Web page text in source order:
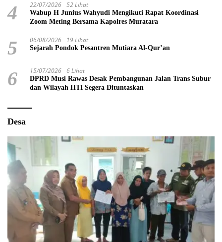
4 22/07/2026 52 Lihat
Wabup H Junius Wahyudi Mengikuti Rapat Koordinasi
Zoom Meting Bersama Kapolres Muratara
5 06/08/2026 19 Lihat
Sejarah Pondok Pesantren Mutiara Al-Qur’an
6 15/07/2026 6 Lihat
DPRD Musi Rawas Desak Pembangunan Jalan Trans Subur
dan Wilayah HTI Segera Dituntaskan
Desa